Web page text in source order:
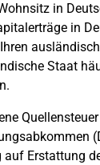
in
in
Staat
auf Erstattung